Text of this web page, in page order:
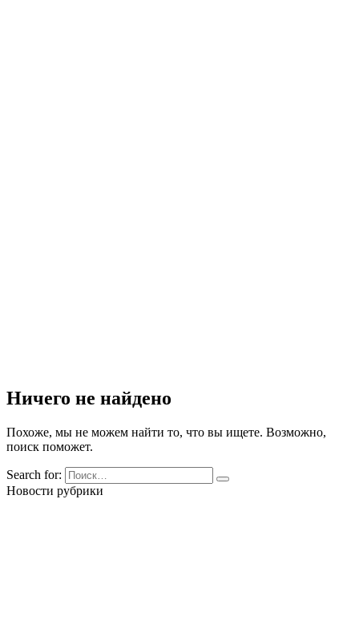
Ничего не найдено
Похоже, мы не можем найти то, что вы ищете. Возможно,
поиск поможет.
Search for:
Новости рубрики